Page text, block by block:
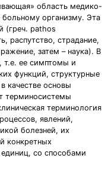
область медико-
больному организму. Эта
(греч. pathos
распутство, страдание,
затем – наука). В
т.е. ее симптомы и
функций, структурные
качестве основы
терминосистемы
терминология
явлений,
болезней, их
конкретных
единиц, со способами